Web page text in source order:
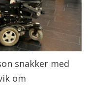
snakker med
om